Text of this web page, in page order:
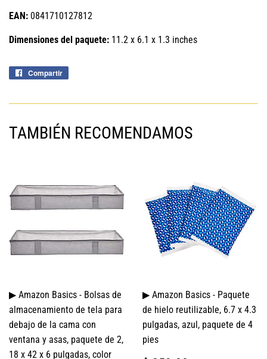
EAN: 0841710127812
Dimensiones del paquete: 11.2 x 6.1 x 1.3 inches
Compartir
TAMBIÉN RECOMENDAMOS
▶ Amazon Basics - Bolsas de
almacenamiento de tela para
debajo de la cama con
ventana y asas, paquete de 2,
18 x 42 x 6 pulgadas, color
▶ Amazon Basics - Paquete
de hielo reutilizable, 6.7 x 4.3
pulgadas, azul, paquete de 4
pies